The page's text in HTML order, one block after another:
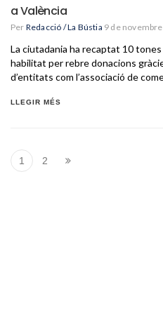
a València
Per Redacció / La Bústia 9 de
La ciutadania ha recaptat 10
habilitat per rebre donacions
d’entitats com l’associació de
LLEGIR MÉS
1 2